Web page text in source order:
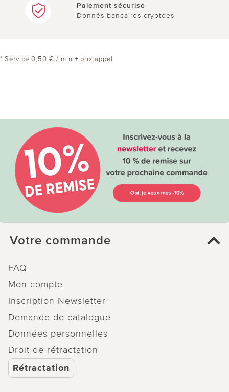
Paiement sécurisé
Donnés bancaires cryptées
* Service 0,50 € / min + prix appel
Votre commande
FAQ
Mon compte
Inscription Newsletter
Demande de catalogue
Données personnelles
Droit de rétractation
Rétractation